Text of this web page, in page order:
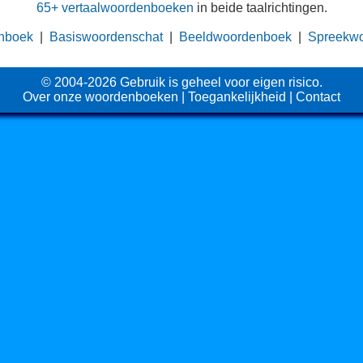
65+ vertaalwoordenboeken in beide taalrichtingen.
| Basiswoordenschat| Beeldwoordenboek|
© 2004-2026 Gebruik is geheel voor eigen risico.
Over onze woordenboeken
Toegankelijkheid Contact